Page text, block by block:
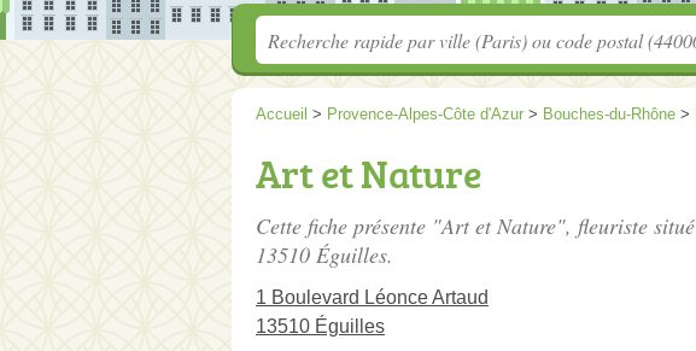
Accueil > Provence-Alpes-Côte d'Azur > Bouches-du-Rhône >
Art et Nature
Cette fiche présente "Art et Nature", fleuriste situé
13510 Éguilles.
1 Boulevard Léonce Artaud
13510 Éguilles